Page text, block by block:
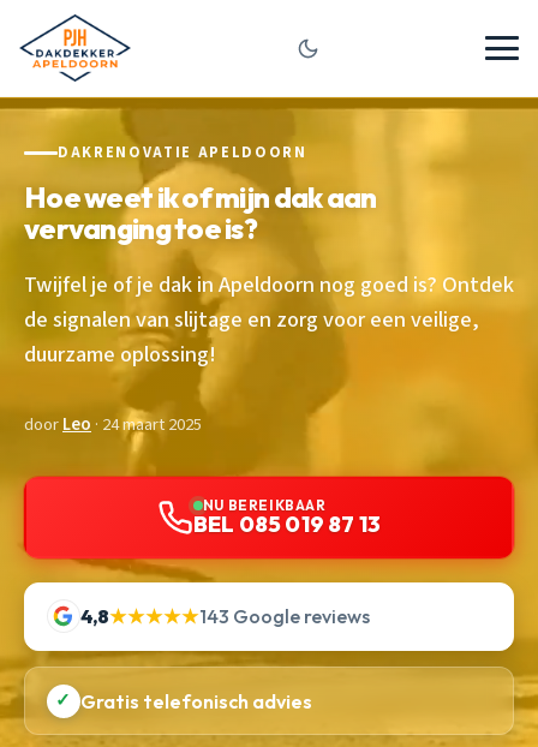
DAKRENOVATIE APELDOORN
Hoe weet ik of mijn dak aan
vervanging toe is?
Twijfel je of je dak in Apeldoorn nog goed is? Ontdek
de signalen van slijtage en zorg voor een veilige,
duurzame oplossing!
doorLeo · 24 maart 2025
NU BEREIKBAAR
BEL 085 019 87 13
4,8★★★★★143 Google reviews
✓ Gratis telefonisch advies